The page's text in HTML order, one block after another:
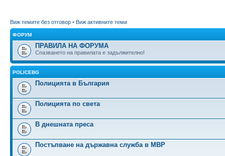
Виж темите без отговор • Виж активните теми
ФОРУМ
ПРАВИЛА НА ФОРУМА
Спазването на правилата е задължително!
POLICEBG
Полицията в България
Полицията по света
В днешната преса
Постъпване на държавна служба в МВР